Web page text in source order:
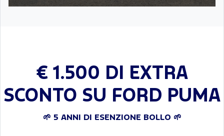
€ 1.500 DI EXTRA
SCONTO SU FORD PUMA
🌱 5 ANNI DI ESENZIONE BOLLO 🌱